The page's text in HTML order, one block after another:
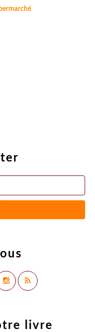
livre